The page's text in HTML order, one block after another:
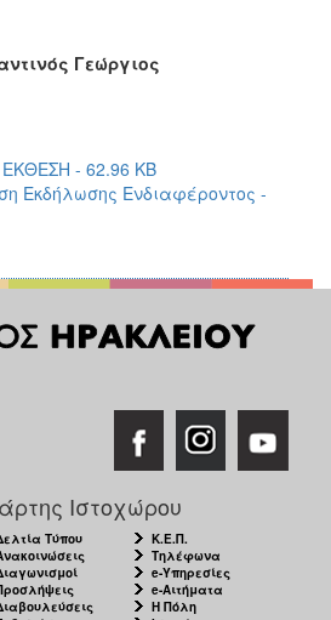
Γεώργιος
- 62.96 KB
Εκδήλωσης Ενδιαφέροντος -
Ιστοχώρου
Τύπου
Κ.Ε.Π.
Τηλέφωνα
e-Υπηρεσίες
e-Αιτήματα
Η Πόλη